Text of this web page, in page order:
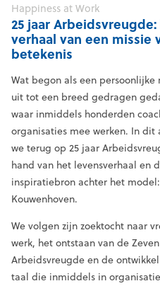
Happiness at Work
25 jaar
verhaal van een missie
betekenis
Wat begon als een persoonlijke
uit tot een breed gedragen
waar inmiddels honderden
organisaties mee werken. In
we terug op 25 jaar
hand van het levensverhaal en
inspiratiebron achter het
Kouwenhoven.
We volgen zijn zoektocht naar
werk, het ontstaan van de
Arbeidsvreugde en de
taal die inmiddels in